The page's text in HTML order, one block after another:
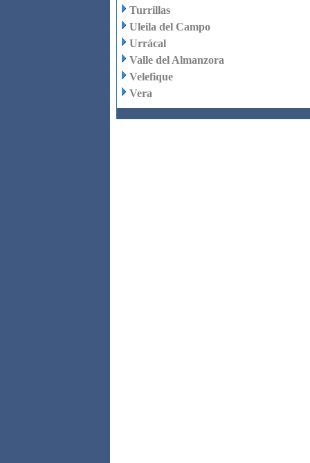
Turrillas
Uleila del Campo
Urrácal
Valle del Almanzora
Velefique
Vera